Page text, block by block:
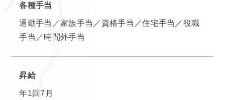
各種手当
通勤手当／家族手当／資格手当／住宅手当／役職
手当／時間外手当
昇給
年1回7月